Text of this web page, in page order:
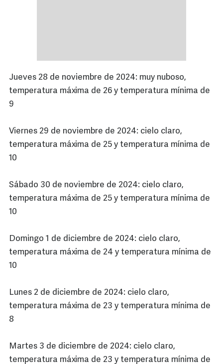
Jueves 28 de noviembre de 2024: muy nuboso,
temperatura máxima de 26 y temperatura mínima de
9
Viernes 29 de noviembre de 2024: cielo claro,
temperatura máxima de 25 y temperatura mínima de
10
Sábado 30 de noviembre de 2024: cielo claro,
temperatura máxima de 25 y temperatura mínima de
10
Domingo 1 de diciembre de 2024: cielo claro,
temperatura máxima de 24 y temperatura mínima de
10
Lunes 2 de diciembre de 2024: cielo claro,
temperatura máxima de 23 y temperatura mínima de
8
Martes 3 de diciembre de 2024: cielo claro,
temperatura máxima de 23 y temperatura mínima de